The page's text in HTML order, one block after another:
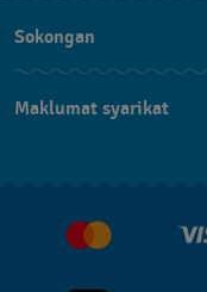
Sokongan
Hubungi Kami
Soalan Lazim
Maklumat syarikat